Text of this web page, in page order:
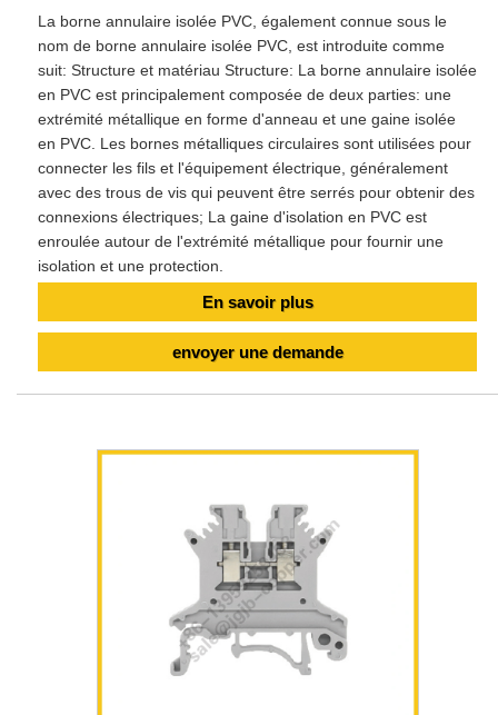
La borne annulaire isolée PVC, également connue sous le
nom de borne annulaire isolée PVC, est introduite comme
suit: Structure et matériau Structure: La borne annulaire isolée
en PVC est principalement composée de deux parties: une
extrémité métallique en forme d'anneau et une gaine isolée
en PVC. Les bornes métalliques circulaires sont utilisées pour
connecter les fils et l'équipement électrique, généralement
avec des trous de vis qui peuvent être serrés pour obtenir des
connexions électriques; La gaine d'isolation en PVC est
enroulée autour de l'extrémité métallique pour fournir une
isolation et une protection.
En savoir plus
envoyer une demande